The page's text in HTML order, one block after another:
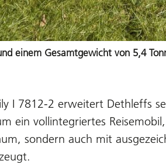
einem Gesamtgewicht von 5,4
I 7812-2 erweitert Dethleffs
ein vollintegriertes
sondern auch mit